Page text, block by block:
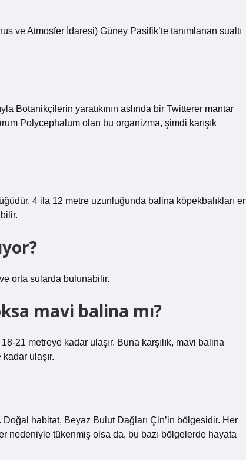
ve Atmosfer İdaresi) Güney Pasifik’te tanımlanan sualtı
Botanikçilerin yaratıkının aslında bir Twitterer mantar
Polycephalum olan bu organizma, şimdi karışık
4 ila 12 metre uzunluğunda balina köpekbalıkları
orta sularda bulunabilir.
mavi balina mı?
21 metreye kadar ulaşır. Buna karşılık, mavi balina
ulaşır.
habitat, Beyaz Bulut Dağları Çin’in bölgesidir. Her
nedeniyle tükenmiş olsa da, bu bazı bölgelerde hayata